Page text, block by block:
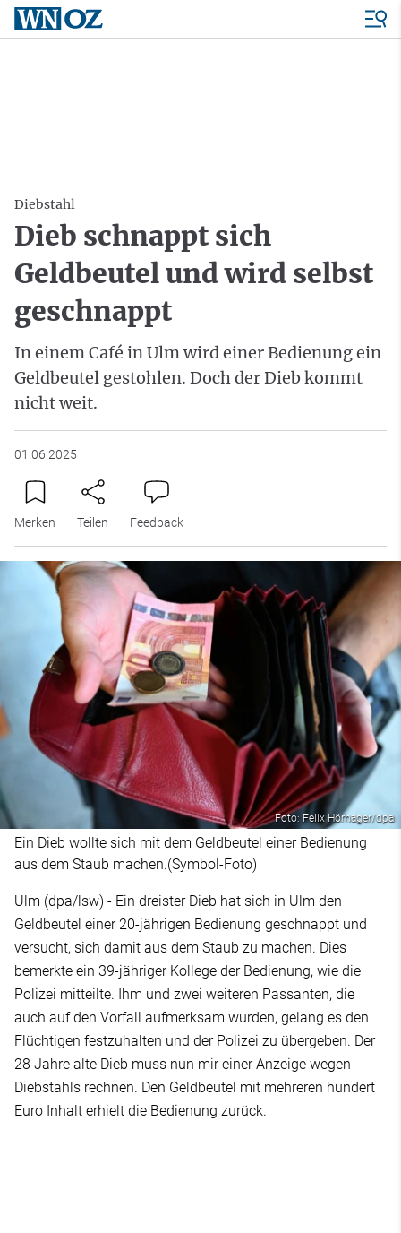
Diebstahl
Dieb schnappt sich
Geldbeutel und wird selbst
geschnappt
In einem Café in Ulm wird einer Bedienung ein
Geldbeutel gestohlen. Doch der Dieb kommt
nicht weit.
01.06.2025
Merken Teilen Feedback
Foto: Felix Hörhager/dpa
Ein Dieb wollte sich mit dem Geldbeutel einer Bedienung
aus dem Staub machen.(Symbol-Foto)
Ulm (dpa/lsw) - Ein dreister Dieb hat sich in Ulm den
Geldbeutel einer 20-jährigen Bedienung geschnappt und
versucht, sich damit aus dem Staub zu machen. Dies
bemerkte ein 39-jähriger Kollege der Bedienung, wie die
Polizei mitteilte. Ihm und zwei weiteren Passanten, die
auch auf den Vorfall aufmerksam wurden, gelang es den
Flüchtigen festzuhalten und der Polizei zu übergeben. Der
28 Jahre alte Dieb muss nun mir einer Anzeige wegen
Diebstahls rechnen. Den Geldbeutel mit mehreren hundert
Euro Inhalt erhielt die Bedienung zurück.